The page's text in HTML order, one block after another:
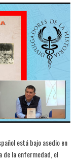
está bajo asedio en
de la enfermedad, el